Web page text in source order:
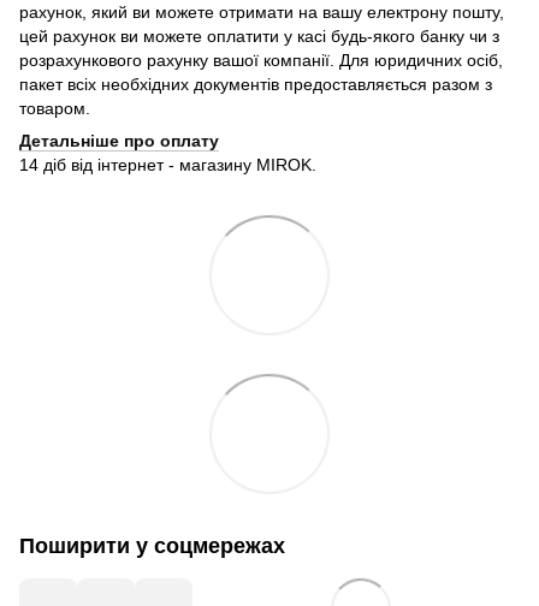
рахунок, який ви можете отримати на вашу електрону пошту,
цей рахунок ви можете оплатити у касі будь-якого банку чи з
розрахункового рахунку вашої компанії. Для юридичних осіб,
пакет всіх необхідних документів предоставляється разом з
товаром.
Детальніше про оплату
14 діб від інтернет - магазину MIROK.
Поширити у соцмережах